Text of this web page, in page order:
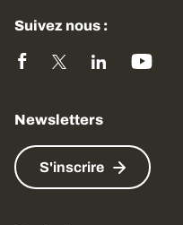
Suivez nous :
Newsletters
S'inscrire